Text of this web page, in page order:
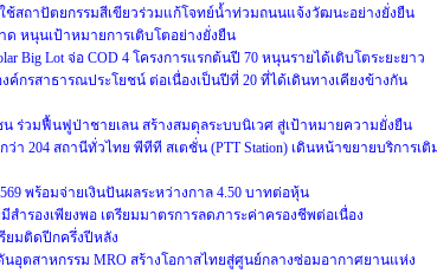
สถาปัตยกรรมสีเขียวร่วมแก้โจทย์น้ำท่วมถนนแจ้งวัฒนะอย่างยั่งยืน
ด หนุนเป้าหมายการเติบโตอย่างยั่งยืน
Big Lot จ่อ COD 4 โครงการแรกต้นปี 70 หนุนรายได้เติบโตระยะยาว
กรสาธารณประโยชน์ ต่อเนื่องเป็นปีที่ 20 ที่ได้เดินทางเคียงข้างกัน
ร่วมฟื้นฟูป่าชายเลน สร้างสมดุลระบบนิเวศ สู่เป้าหมายความยั่งยืน
ว่า 204 สถานีทั่วไทย พีทีที สเตชั่น (PTT Station) เดินหน้าขยายบริการเติ
พร้อมจ่ายเงินปันผลระหว่างกาล 4.50 บาทต่อหุ้น
ำรองเพียงพอ เตรียมมาตรการลดภาระค่าครองชีพต่อเนื่อง
รียมติดปีกครึ่งปีหลัง
อุตสาหกรรม MRO สร้างโอกาสไทยสู่ศูนย์กลางซ่อมอากาศยานแห่ง